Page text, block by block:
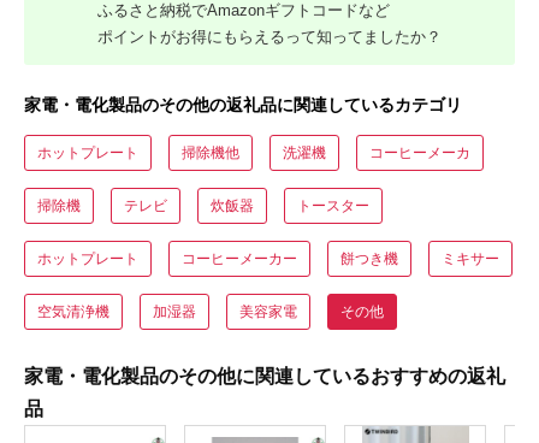
ふるさと納税でAmazonギフトコードなど
ポイントがお得にもらえるって知ってましたか？
家電・電化製品のその他の返礼品に関連しているカテゴリ
ホットプレート 掃除機他 洗濯機 コーヒーメーカ
掃除機 テレビ 炊飯器 トースター
ホットプレート コーヒーメーカー 餅つき機 ミキサー
空気清浄機 加湿器 美容家電 その他
家電・電化製品のその他に関連しているおすすめの返礼
品